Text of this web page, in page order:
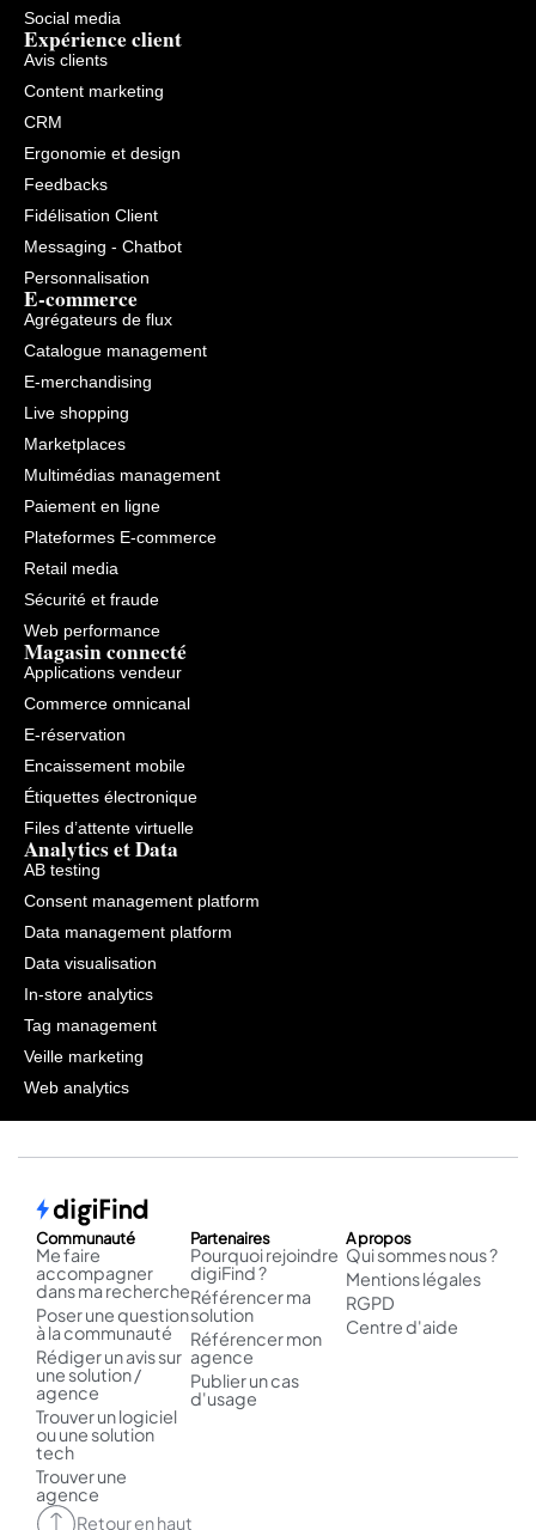
Social media
Expérience client
Avis clients
Content marketing
CRM
Ergonomie et design
Feedbacks
Fidélisation Client
Messaging - Chatbot
Personnalisation
E-commerce
Agrégateurs de flux
Catalogue management
E-merchandising
Live shopping
Marketplaces
Multimédias management
Paiement en ligne
Plateformes E-commerce
Retail media
Sécurité et fraude
Web performance
Magasin connecté
Applications vendeur
Commerce omnicanal
E-réservation
Encaissement mobile
Étiquettes électronique
Files d’attente virtuelle
Analytics et Data
AB testing
Consent management platform
Data management platform
Data visualisation
In-store analytics
Tag management
Veille marketing
Web analytics
Communauté
Me faire
accompagner
dans ma recherche
Poser une question
à la communauté
Rédiger un avis sur
une solution /
agence
Trouver un logiciel
ou une solution
tech
Trouver une
agence
Partenaires
Pourquoi rejoindre
digiFind ?
Référencer ma
solution
Référencer mon
agence
Publier un cas
d'usage
A propos
Qui sommes nous ?
Mentions légales
RGPD
Centre d'aide
Retour en haut